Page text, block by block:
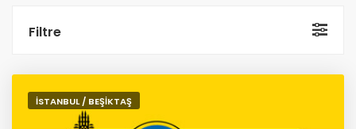
Filtre
İSTANBUL / BEŞİKTAŞ